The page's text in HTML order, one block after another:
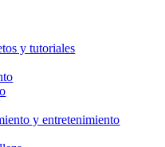
y tutoriales
y entretenimiento